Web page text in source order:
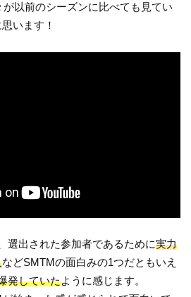
が以前のシーズンに比べても見てい
います！
選出された参加者であるために実力
などSMTMの面白みの1つだともいえ
発していたように感じます。